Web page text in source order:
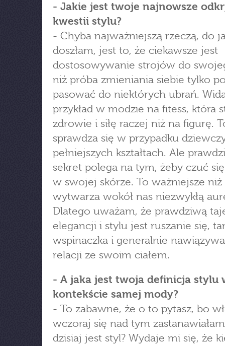
- Jakie jest twoje najnowsze
kwestii stylu?
- Chyba najważniejszą rzeczą, do
doszłam, jest to, że ciekawsze jest
dostosowywanie strojów do
niż próba zmieniania siebie tylko
pasować do niektórych ubrań.
przykład w modzie na fitess, która
zdrowie i siłę raczej niż na figurę.
sprawdza się w przypadku
pełniejszych kształtach. Ale
sekret polega na tym, żeby czuć
w swojej skórze. To ważniejsze niż
wytwarza wokół nas niezwykłą
Dlatego uważam, że prawdziwą
elegancji i stylu jest ruszanie się,
wspinaczka i generalnie
relacji ze swoim ciałem.
- A jaka jest twoja definicja stylu
kontekście samej mody?
- To zabawne, że o to pytasz, bo
wczoraj się nad tym
dzisiaj jest styl? Wydaje mi się, że